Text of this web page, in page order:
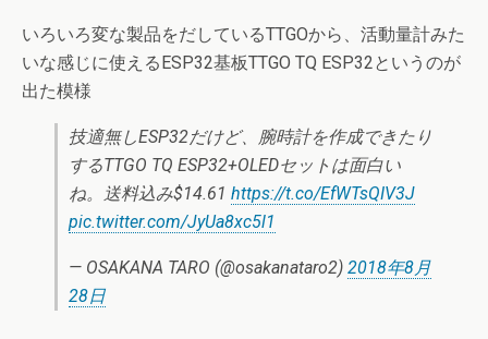
いろいろ変な製品をだしているTTGOから、活動量計みた
いな感じに使えるESP32基板TTGO TQ ESP32というのが
出た模様
技適無しESP32だけど、腕時計を作成できたり
するTTGO TQ ESP32+OLEDセットは面白い
ね。送料込み$14.61 https://t.co/EfWTsQIV3J
pic.twitter.com/JyUa8xc5l1
— OSAKANA TARO (@osakanataro2) 2018年8月
28日